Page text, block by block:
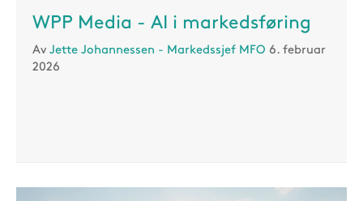
WPP Media - AI i markedsføring
Av Jette Johannessen - Markedssjef MFO 6. februar
2026